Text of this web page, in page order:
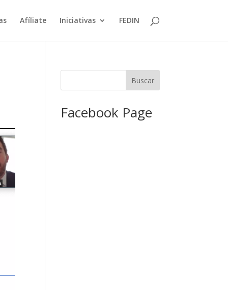
Afíliate Iniciativas FEDIN
Facebook Page